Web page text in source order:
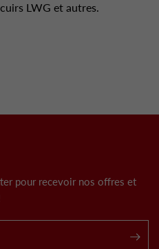
LWG et autres.
pour recevoir nos offres et